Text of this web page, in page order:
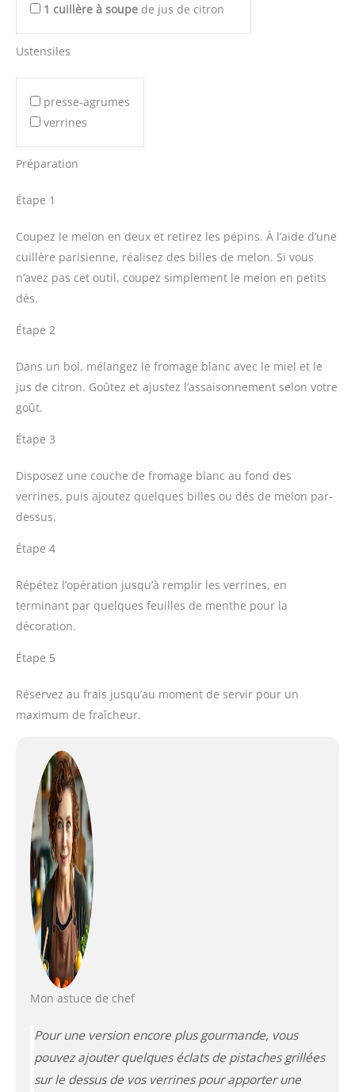
1 cuillère à soupe de jus de citron
Ustensiles
presse-agrumes
verrines
Préparation
Étape 1
Coupez le melon en deux et retirez les pépins. À l’aide d’une
cuillère parisienne, réalisez des billes de melon. Si vous
n’avez pas cet outil, coupez simplement le melon en petits
dés.
Étape 2
Dans un bol, mélangez le fromage blanc avec le miel et le
jus de citron. Goûtez et ajustez l’assaisonnement selon votre
goût.
Étape 3
Disposez une couche de fromage blanc au fond des
verrines, puis ajoutez quelques billes ou dés de melon par-
dessus.
Étape 4
Répétez l’opération jusqu’à remplir les verrines, en
terminant par quelques feuilles de menthe pour la
décoration.
Étape 5
Réservez au frais jusqu’au moment de servir pour un
maximum de fraîcheur.
Mon astuce de chef
Pour une version encore plus gourmande, vous
pouvez ajouter quelques éclats de pistaches grillées
sur le dessus de vos verrines pour apporter une